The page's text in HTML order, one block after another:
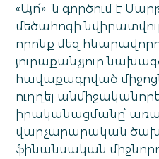
«Այո՛»-ն գործում է
մեծահոգի
որոնք մեզ
յուրաքանչյուր
հավաքագրված
ուղղել
իրականացմանը՝
վարչարարական
ֆինանսական